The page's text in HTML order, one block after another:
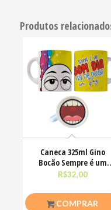
Produtos
Caneca 325ml Gino
Bocão Sempre é um
bom dia pra me deixar
R$32,00
COMPRAR